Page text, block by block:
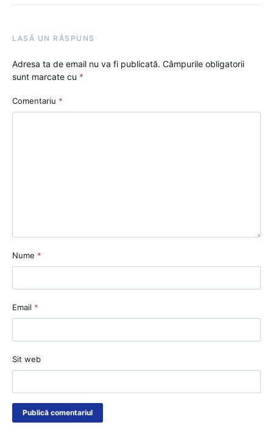
LASĂ UN RĂSPUNS
Adresa ta de email nu va fi publicată. Câmpurile obligatorii
sunt marcate cu *
Comentariu *
Nume *
Email *
Sit web